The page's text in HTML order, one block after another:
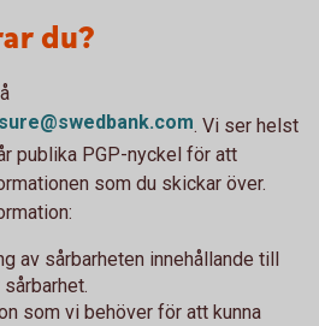
du?
. Vi ser helst
publika PGP-nyckel för att
som du skickar över.
av sårbarheten innehållande till
som vi behöver för att kunna